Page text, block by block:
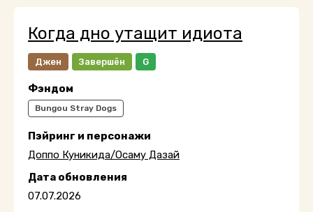
Когда дно утащит идиота
Джен Завершён G
Фэндом
Bungou Stray Dogs
Пэйринг и персонажи
Доппо Куникида/Осаму Дазай
Дата обновления
07.07.2026